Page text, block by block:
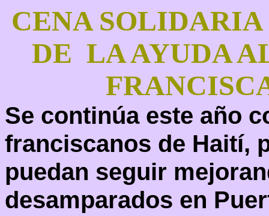
CENA
DE LA AYUDA
Se continúa este año
franciscanos de Haití,
puedan seguir
desamparados en